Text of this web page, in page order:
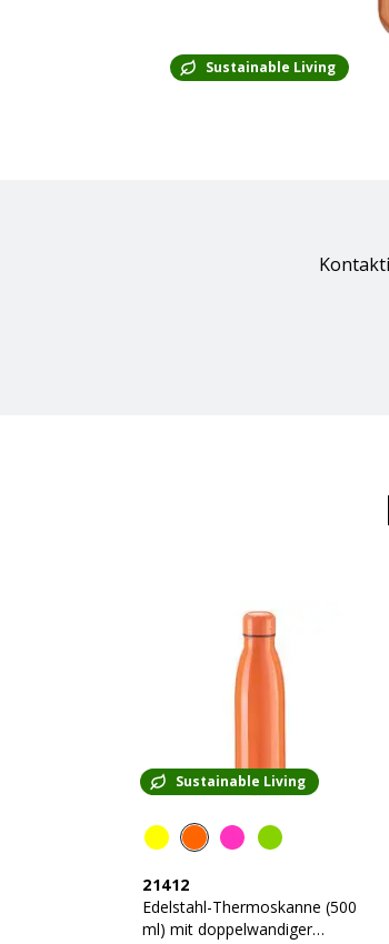
Sustainable Living
Sustainable Living
21412
Edelstahl-Thermoskanne (500
ml) mit doppelwandiger